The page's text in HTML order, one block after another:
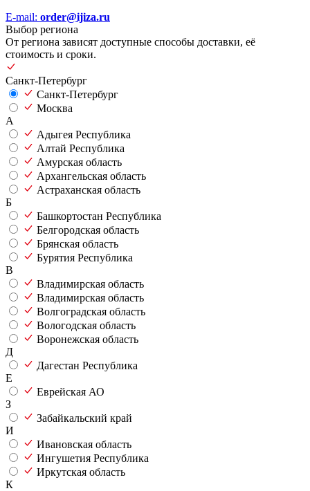
E-mail: order@ijiza.ru
Выбор региона
От региона зависят доступные способы доставки, её
стоимость и сроки.
Санкт-Петербург
Санкт-Петербург
Москва
А
Адыгея Республика
Алтай Республика
Амурская область
Архангельская область
Астраханская область
Б
Башкортостан Республика
Белгородская область
Брянская область
Бурятия Республика
В
Владимирская область
Владимирская область
Волгоградская область
Вологодская область
Воронежская область
Д
Дагестан Республика
Е
Еврейская АО
З
Забайкальский край
И
Ивановская область
Ингушетия Республика
Иркутская область
К